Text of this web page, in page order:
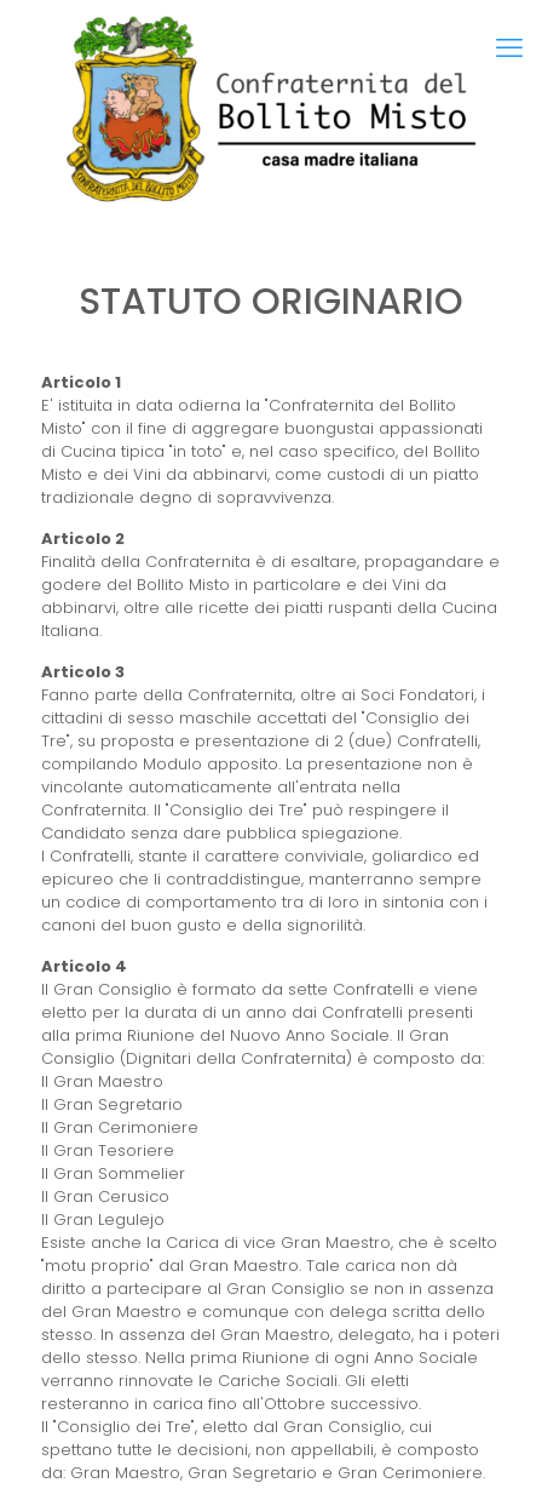
STATUTO ORIGINARIO
Articolo 1
E' istituita in data odierna la "Confraternita del Bollito
Misto" con il fine di aggregare buongustai appassionati
di Cucina tipica "in toto" e, nel caso specifico, del Bollito
Misto e dei Vini da abbinarvi, come custodi di un piatto
tradizionale degno di sopravvivenza.
Articolo 2
Finalità della Confraternita è di esaltare, propagandare e
godere del Bollito Misto in particolare e dei Vini da
abbinarvi, oltre alle ricette dei piatti ruspanti della Cucina
Italiana.
Articolo 3
Fanno parte della Confraternita, oltre ai Soci Fondatori, i
cittadini di sesso maschile accettati del "Consiglio dei
Tre", su proposta e presentazione di 2 (due) Confratelli,
compilando Modulo apposito. La presentazione non è
vincolante automaticamente all'entrata nella
Confraternita. Il "Consiglio dei Tre" può respingere il
Candidato senza dare pubblica spiegazione.
I Confratelli, stante il carattere conviviale, goliardico ed
epicureo che li contraddistingue, manterranno sempre
un codice di comportamento tra di loro in sintonia con i
canoni del buon gusto e della signorilità.
Articolo 4
Il Gran Consiglio è formato da sette Confratelli e viene
eletto per la durata di un anno dai Confratelli presenti
alla prima Riunione del Nuovo Anno Sociale. Il Gran
Consiglio (Dignitari della Confraternita) è composto da:
Il Gran Maestro
Il Gran Segretario
Il Gran Cerimoniere
Il Gran Tesoriere
Il Gran Sommelier
Il Gran Cerusico
Il Gran Legulejo
Esiste anche la Carica di vice Gran Maestro, che è scelto
"motu proprio" dal Gran Maestro. Tale carica non dà
diritto a partecipare al Gran Consiglio se non in assenza
del Gran Maestro e comunque con delega scritta dello
stesso. In assenza del Gran Maestro, delegato, ha i poteri
dello stesso. Nella prima Riunione di ogni Anno Sociale
verranno rinnovate le Cariche Sociali. Gli eletti
resteranno in carica fino all'Ottobre successivo.
Il "Consiglio dei Tre", eletto dal Gran Consiglio, cui
spettano tutte le decisioni, non appellabili, è composto
da: Gran Maestro, Gran Segretario e Gran Cerimoniere.